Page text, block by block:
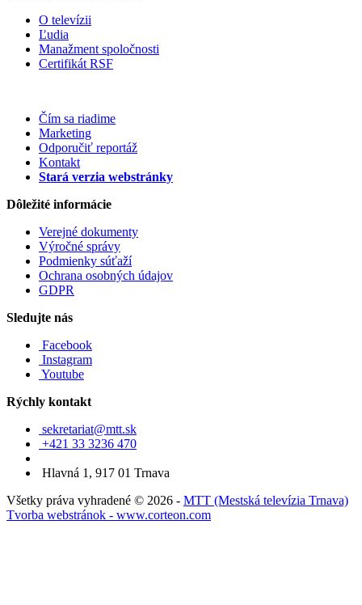
O televízii
Ľudia
Manažment spoločnosti
Certifikát RSF
Čím sa riadime
Marketing
Odporučiť reportáž
Kontakt
Stará verzia webstránky
Dôležité informácie
Verejné dokumenty
Výročné správy
Podmienky súťaží
Ochrana osobných údajov
GDPR
Sledujte nás
Facebook
Instagram
Youtube
Rýchly kontakt
sekretariat@mtt.sk
+421 33 3236 470
Hlavná 1, 917 01 Trnava
Všetky práva vyhradené © 2026 - MTT (Mestská televízia Trnava)
Tvorba webstránok - www.corteon.com